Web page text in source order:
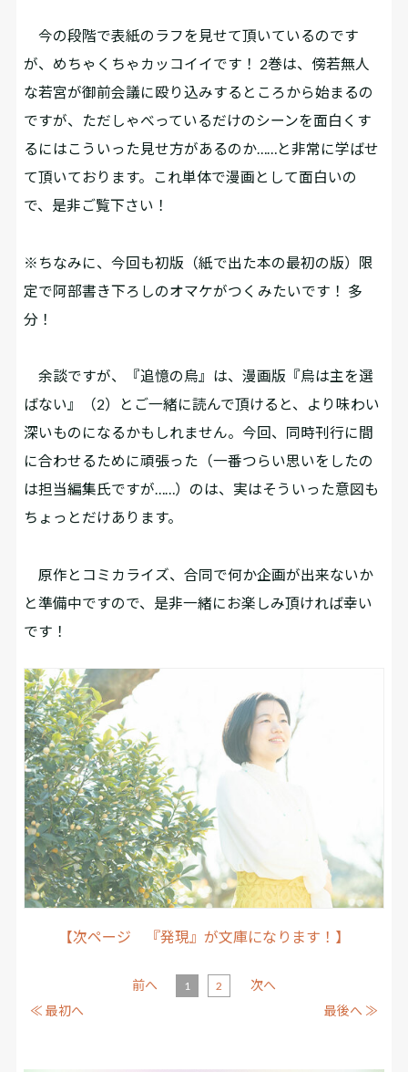
今の段階で表紙のラフを見せて頂いているのです
が、めちゃくちゃカッコイイです！ 2巻は、傍若無人
な若宮が御前会議に殴り込みするところから始まるの
ですが、ただしゃべっているだけのシーンを面白くす
るにはこういった見せ方があるのか……と非常に学ばせ
て頂いております。これ単体で漫画として面白いの
で、是非ご覧下さい！
※ちなみに、今回も初版（紙で出た本の最初の版）限
定で阿部書き下ろしのオマケがつくみたいです！ 多
分！
余談ですが、『追憶の烏』は、漫画版『烏は主を選
ばない』（2）とご一緒に読んで頂けると、より味わい
深いものになるかもしれません。今回、同時刊行に間
に合わせるために頑張った（一番つらい思いをしたの
は担当編集氏ですが……）のは、実はそういった意図も
ちょっとだけあります。
原作とコミカライズ、合同で何か企画が出来ないか
と準備中ですので、是非一緒にお楽しみ頂ければ幸い
です！
【次ページ 『発現』が文庫になります！】
≪ 最初へ
前へ 1 2
次へ
最後へ ≫